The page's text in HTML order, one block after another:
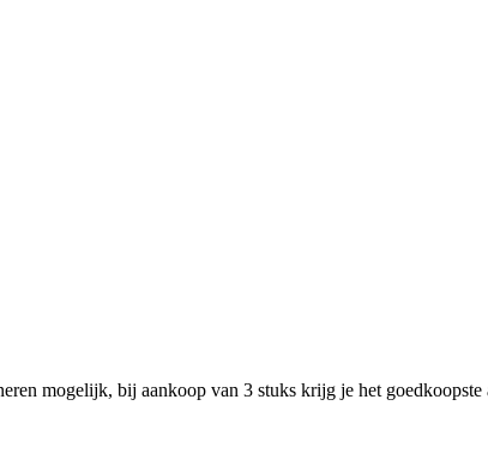
mogelijk, bij aankoop van 3 stuks krijg je het goedkoopste